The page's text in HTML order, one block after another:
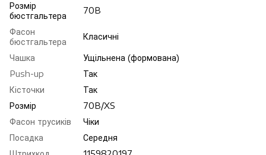
Розмір
бюстгальтера
70B
Фасон
бюстгальтера
Класичні
Чашка
Ущільнена (формована)
Push-up
Так
Кісточки
Так
Розмір
70B/XS
Фасон трусиків
Чіки
Посадка
Середня